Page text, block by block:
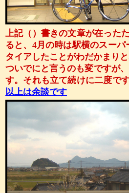
上記（）書きの文章が在った
ると、4月の時は駅横のスーパ
タイアしたことがわだかまり
ついでにと言うのも変ですが
す。それも立て続けに二度で
以上は余談です